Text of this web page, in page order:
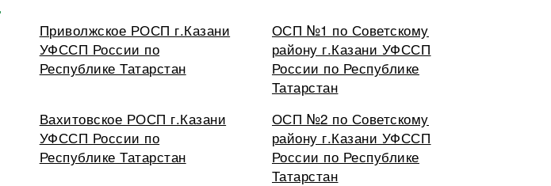
Приволжское РОСП г.Казани
УФССП России по
Республике Татарстан
ОСП №1 по Советскому
району г.Казани УФССП
России по Республике
Татарстан
Вахитовское РОСП г.Казани
УФССП России по
Республике Татарстан
ОСП №2 по Советскому
району г.Казани УФССП
России по Республике
Татарстан